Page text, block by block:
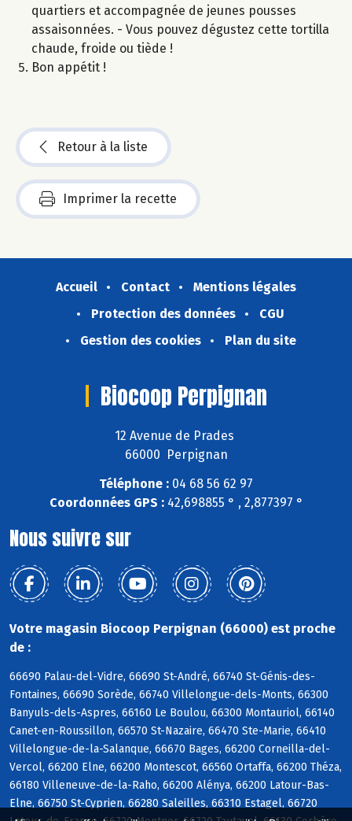
quartiers et accompagnée de jeunes pousses
assaisonnées. - Vous pouvez dégustez cette tortilla
chaude, froide ou tiède !
Bon appétit !
Retour à la liste
Imprimer la recette
Accueil Contact
Mentions légales
Protection des données
CGU
Gestion des cookies
Plan du site
Biocoop Perpignan
12 Avenue de Prades
66000 Perpignan
Téléphone : 04 68 56 62 97
Coordonnées GPS :42,698855 ° , 2,877397 °
Nous suivre sur
Votre magasin Biocoop Perpignan (66000) est proche
de :
66690 Palau-del-Vidre, 66690 St-André, 66740 St-Génis-des-
Fontaines, 66690 Sorède, 66740 Villelongue-dels-Monts, 66300
Banyuls-dels-Aspres, 66160 Le Boulou, 66300 Montauriol, 66140
Canet-en-Roussillon, 66570 St-Nazaire, 66470 Ste-Marie, 66410
Villelongue-de-la-Salanque, 66670 Bages, 66200 Corneilla-del-
Vercol, 66200 Elne, 66200 Montescot, 66560 Ortaffa, 66200 Théza,
66180 Villeneuve-de-la-Raho, 66200 Alénya, 66200 Latour-Bas-
Elne, 66750 St-Cyprien, 66280 Saleilles, 66310 Estagel, 66720